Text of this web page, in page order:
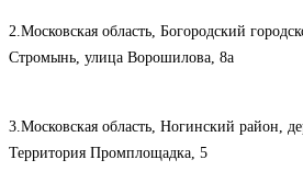
2.Московская область, Богородский
Стромынь, улица Ворошилова, 8а
3.Московская область, Ногинский район,
Территория Промплощадка, 5